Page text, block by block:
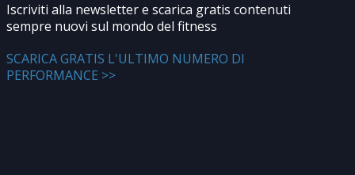
Iscriviti alla newsletter e scarica gratis contenuti
sempre nuovi sul mondo del fitness
SCARICA GRATIS L'ULTIMO NUMERO DI
PERFORMANCE >>